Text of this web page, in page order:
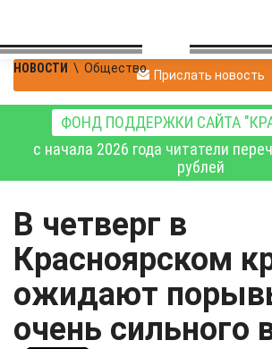
НОВОСТИ \ Общество Прислать новость
ФОНД ПОДДЕРЖКИ САЙТА
с начала 2026 года читатели
рублей
В четверг в
Красноярском
ожидают
очень сильного